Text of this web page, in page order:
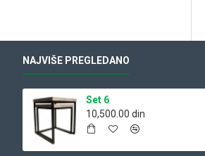
NAJVIŠE PREGLEDANO
Set 6
10,500.00 din